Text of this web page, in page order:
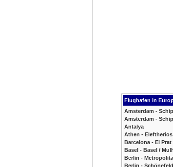
Flughafen in
Amsterdam -
Amsterdam -
Antalya
Athen -
Barcelona - El Prat
Basel - Basel /
Berlin -
Berlin - Schönefeld